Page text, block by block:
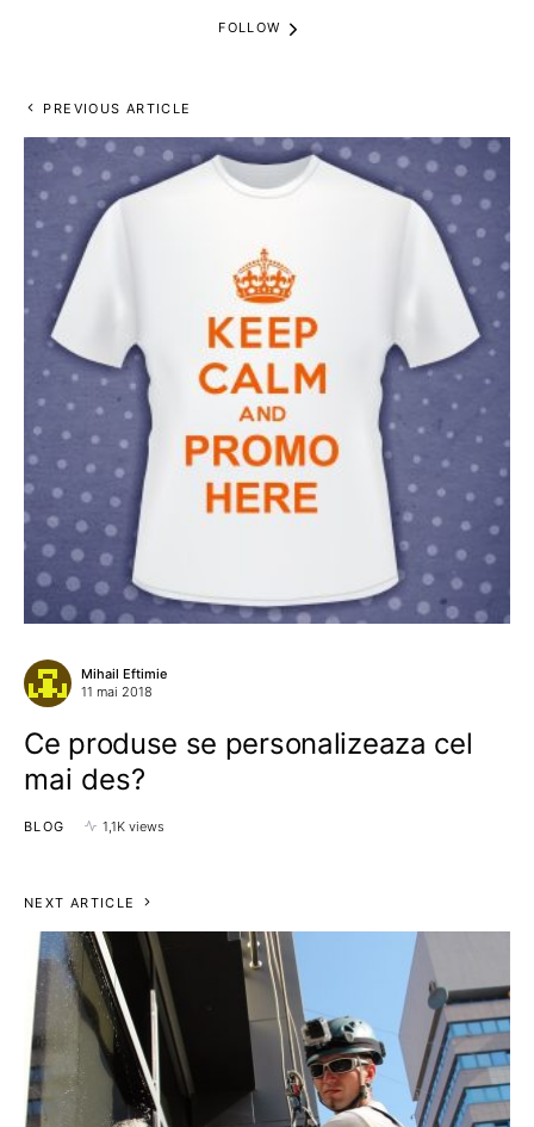
FOLLOW
PREVIOUS ARTICLE
Mihail Eftimie
11 mai 2018
Ce produse se personalizeaza cel
mai des?
BLOG 1,1K views
NEXT ARTICLE